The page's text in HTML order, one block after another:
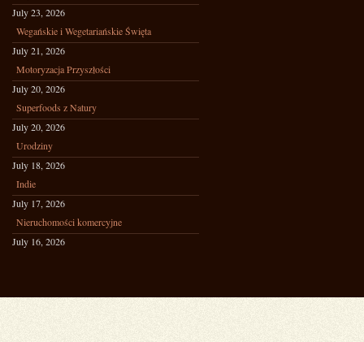
July 23, 2026
Wegańskie i Wegetariańskie Święta
July 21, 2026
Motoryzacja Przyszłości
July 20, 2026
Superfoods z Natury
July 20, 2026
Urodziny
July 18, 2026
Indie
July 17, 2026
Nieruchomości komercyjne
July 16, 2026